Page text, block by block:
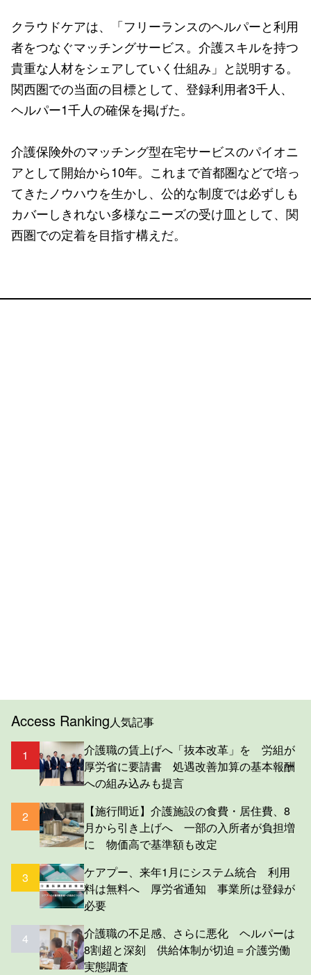
クラウドケアは、「フリーランスのヘルパーと利用
者をつなぐマッチングサービス。介護スキルを持つ
貴重な人材をシェアしていく仕組み」と説明する。
関西圏での当面の目標として、登録利用者3千人、
ヘルパー1千人の確保を掲げた。
介護保険外のマッチング型在宅サービスのパイオニ
アとして開始から10年。これまで首都圏などで培っ
てきたノウハウを生かし、公的な制度では必ずしも
カバーしきれない多様なニーズの受け皿として、関
西圏での定着を目指す構えだ。
Access Ranking人気記事
1
介護職の賃上げへ「抜本改革」を 労組が
厚労省に要請書 処遇改善加算の基本報酬
への組み込みも提言
2
【施行間近】介護施設の食費・居住費、8
月から引き上げへ 一部の入所者が負担増
に 物価高で基準額も改定
3
ケアプー、来年1月にシステム統合 利用
料は無料へ 厚労省通知 事業所は登録が
必要
4
介護職の不足感、さらに悪化 ヘルパーは
8割超と深刻 供給体制が切迫＝介護労働
実態調査